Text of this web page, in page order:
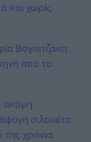
και χωρίς
Βογιατζάκη:
από το
ακόμη
σιλουέτα
χρόνια